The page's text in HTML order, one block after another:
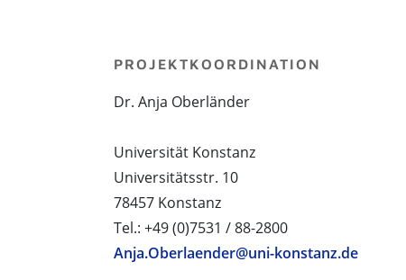
PROJEKTKOORDINATION
Dr. Anja Oberländer
Universität Konstanz
Universitätsstr. 10
78457 Konstanz
Tel.: +49 (0)7531 / 88-2800
Anja.Oberlaender@uni-konstanz.de